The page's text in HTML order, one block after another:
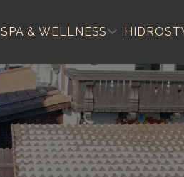
SPA & WELLNESS